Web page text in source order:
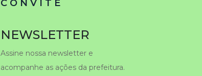
C O N V I T E
NEWSLETTER
Assine nossa newsletter e
acompanhe as ações da prefeitura.